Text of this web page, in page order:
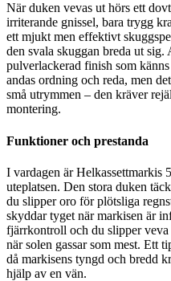
När duken vevas ut hörs ett
irriterande gnissel, bara trygg
ett mjukt men effektivt
den svala skuggan breda ut
pulverlackerad finish som
andas ordning och reda, men
små utrymmen – den kräver
montering.
Funktioner och prestanda
I vardagen är Helkassettmarkis
uteplatsen. Den stora duken
du slipper oro för plötsliga
skyddar tyget när markisen är
fjärrkontroll och du slipper
när solen gassar som mest. Ett
då markisens tyngd och bredd
hjälp av en vän.